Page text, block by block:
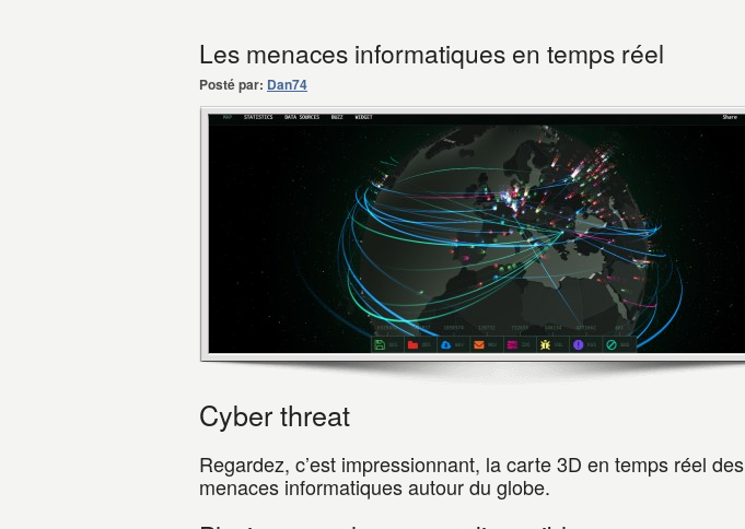
Les menaces informatiques en temps réel
Posté par: Dan74
Cyber threat
Regardez, c’est impressionnant, la carte 3D en temps réel des
menaces informatiques autour du globe.